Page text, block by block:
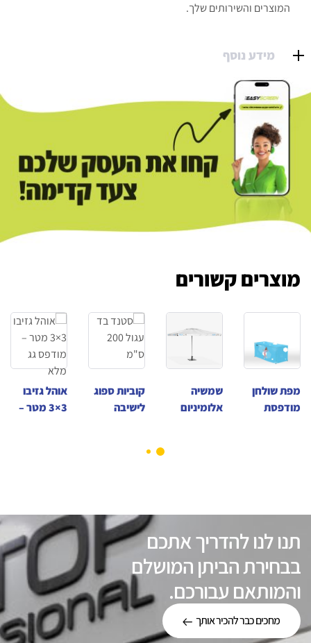
המוצרים והשירותים שלך.
מידע נוסף
מוצרים קשורים
מפת שולחן
מודפסת
שמשיה
אלומיניום
קוביות ספוג
לישיבה
אוהל גזיבו
3×3 מטר –
תנו לנו להדריך אתכם
בבחירת הביתן המושלם
והמותאם עבורכם.
מחכים כבר להכיר אותך